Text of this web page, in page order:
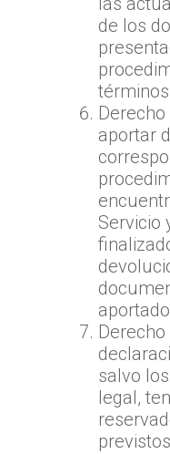
de los
aportar
Servicio
salvo
legal,